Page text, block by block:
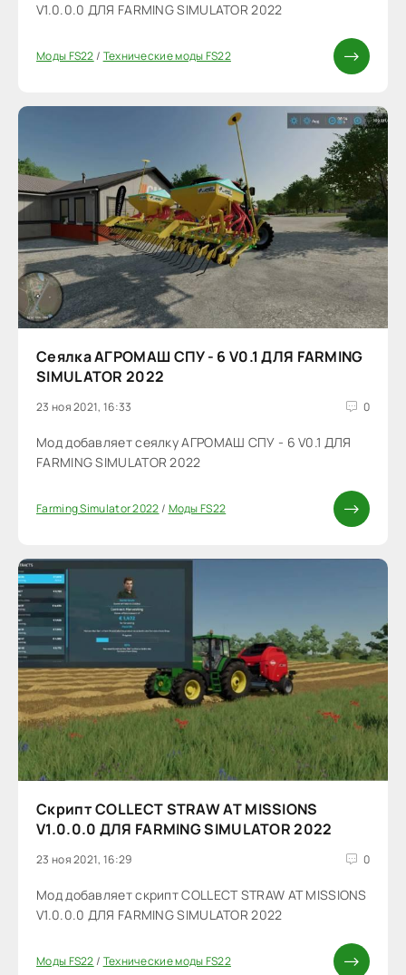
V1.0.0.0 ДЛЯ FARMING SIMULATOR 2022
Моды FS22/ Технические моды FS22
Сеялка АГРОМАШ СПУ - 6 V0.1 ДЛЯ FARMING
SIMULATOR 2022
23 ноя 2021, 16:33 0
Мод добавляет сеялку АГРОМАШ СПУ - 6 V0.1 ДЛЯ
FARMING SIMULATOR 2022
Farming Simulator 2022/ Моды FS22
Скрипт COLLECT STRAW AT MISSIONS
V1.0.0.0 ДЛЯ FARMING SIMULATOR 2022
23 ноя 2021, 16:29 0
Мод добавляет скрипт COLLECT STRAW AT MISSIONS
V1.0.0.0 ДЛЯ FARMING SIMULATOR 2022
Моды FS22/ Технические моды FS22